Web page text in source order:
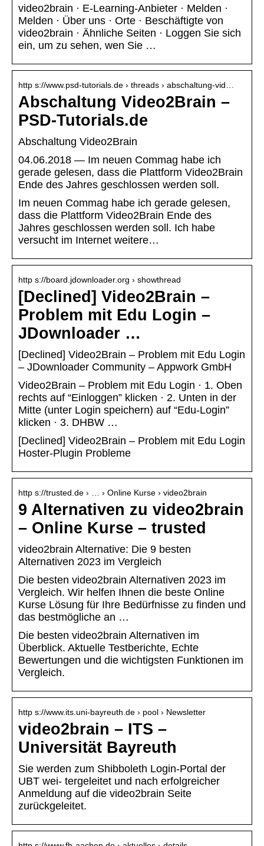
video2brain · E-Learning-Anbieter · Melden ·
Melden · Über uns · Orte · Beschäftigte von
video2brain · Ähnliche Seiten · Loggen Sie sich
ein, um zu sehen, wen Sie …
http s://www.psd-tutorials.de › threads › abschaltung-vid…
Abschaltung Video2Brain –
PSD-Tutorials.de
Abschaltung Video2Brain
04.06.2018 — Im neuen Commag habe ich
gerade gelesen, dass die Plattform Video2Brain
Ende des Jahres geschlossen werden soll.
Im neuen Commag habe ich gerade gelesen,
dass die Plattform Video2Brain Ende des
Jahres geschlossen werden soll. Ich habe
versucht im Internet weitere…
http s://board.jdownloader.org › showthread
[Declined] Video2Brain –
Problem mit Edu Login –
JDownloader …
[Declined] Video2Brain – Problem mit Edu Login
– JDownloader Community – Appwork GmbH
Video2Brain – Problem mit Edu Login · 1. Oben
rechts auf “Einloggen” klicken · 2. Unten in der
Mitte (unter Login speichern) auf “Edu-Login”
klicken · 3. DHBW …
[Declined] Video2Brain – Problem mit Edu Login
Hoster-Plugin Probleme
http s://trusted.de › … › Online Kurse › video2brain
9 Alternativen zu video2brain
– Online Kurse – trusted
video2brain Alternative: Die 9 besten
Alternativen 2023 im Vergleich
Die besten video2brain Alternativen 2023 im
Vergleich. Wir helfen Ihnen die beste Online
Kurse Lösung für Ihre Bedürfnisse zu finden und
das bestmögliche an …
Die besten video2brain Alternativen im
Überblick. Aktuelle Testberichte, Echte
Bewertungen und die wichtigsten Funktionen im
Vergleich.
http s://www.its.uni-bayreuth.de › pool › Newsletter
video2brain – ITS –
Universität Bayreuth
Sie werden zum Shibboleth Login-Portal der
UBT wei- tergeleitet und nach erfolgreicher
Anmeldung auf die video2brain Seite
zurückgeleitet.